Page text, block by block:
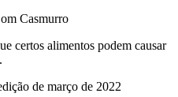
Casmurro
certos alimentos podem causar
de março de 2022